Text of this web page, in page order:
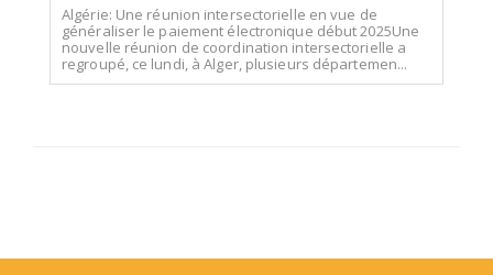
Algérie: Une réunion intersectorielle en vue de
généraliser le paiement électronique début 2025Une
nouvelle réunion de coordination intersectorielle a
regroupé, ce lundi, à Alger, plusieurs départemen...